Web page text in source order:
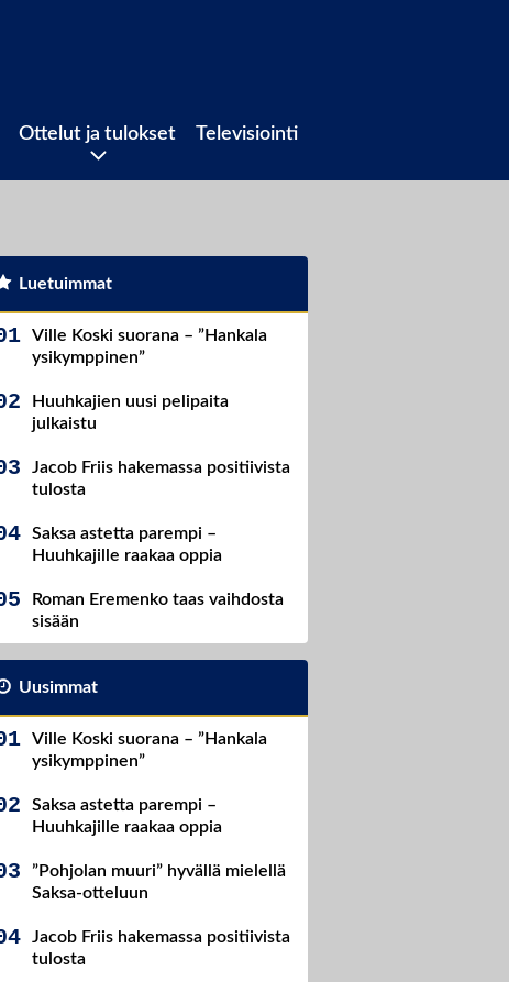
Ottelut ja tulokset Televisiointi
Luetuimmat
Ville Koski suorana – ”Hankala
ysikymppinen”
Huuhkajien uusi pelipaita
julkaistu
Jacob Friis hakemassa positiivista
tulosta
Saksa astetta parempi –
Huuhkajille raakaa oppia
Roman Eremenko taas vaihdosta
sisään
Uusimmat
Ville Koski suorana – ”Hankala
ysikymppinen”
Saksa astetta parempi –
Huuhkajille raakaa oppia
”Pohjolan muuri” hyvällä mielellä
Saksa-otteluun
Jacob Friis hakemassa positiivista
tulosta